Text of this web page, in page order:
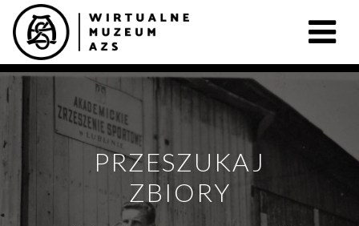
PRZESZUKAJ
ZBIORY